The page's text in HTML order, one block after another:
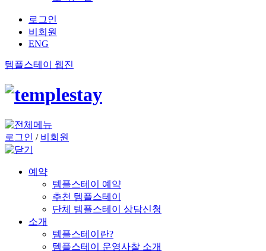
로그인
비회원
ENG
템플스테이 웹진
로그인 / 비회원
예약
템플스테이 예약
추천 템플스테이
단체 템플스테이 상담신청
소개
템플스테이란?
템플스테이 운영사찰 소개